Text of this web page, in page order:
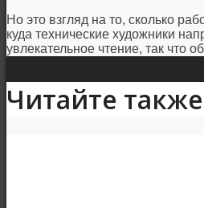
Но это взгляд на то, сколько
куда технические художники
увлекательное чтение, так что
Читайте также